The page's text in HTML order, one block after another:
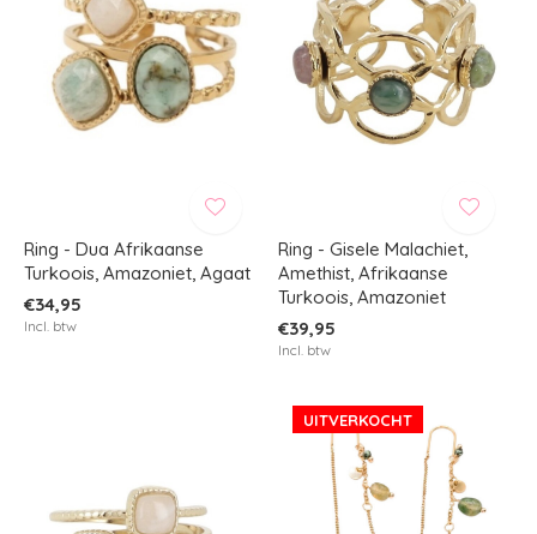
Ring - Dua Afrikaanse
Turkoois, Amazoniet, Agaat
€34,95
Incl. btw
Ring - Gisele Malachiet,
Amethist, Afrikaanse
Turkoois, Amazoniet
€39,95
Incl. btw
UITVERKOCHT